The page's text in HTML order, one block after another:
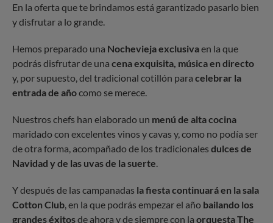
En la oferta que te brindamos está garantizado pasarlo bien
y disfrutar a lo grande.
Hemos preparado una Nochevieja exclusivaen la que
podrás disfrutar de una cena exquisita, música en directo
y, por supuesto, del tradicional cotillón para celebrar la
entrada de añocomo se merece.
Nuestros chefs han elaborado un menú de alta cocina
maridado con excelentes vinos y cavas y, como no podía ser
de otra forma, acompañado de los tradicionales dulces de
Navidad y de las uvas de la suerte
Y después de las campanadas la fiesta continuará en la sala
Cotton Club , en la que podrás empezar el año bailando los
grandes éxitosde ahora y de siempre con la orquesta The